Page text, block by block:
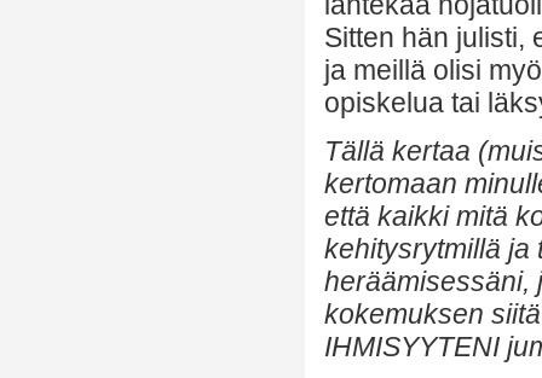
Sitten hän julisti,
ja meillä olisi
opiskelua tai
Tällä kertaa
kertomaan
että kaikki mitä
kehitysrytmillä ja
heräämisessäni,
kokemuksen
IHMISYYTENI